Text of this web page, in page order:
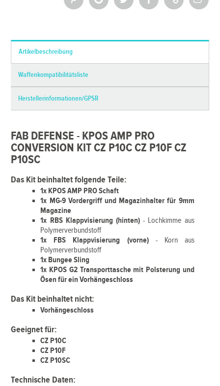
Artikelbeschreibung
Waffenkompatibilitätsliste
Herstellerinformationen/GPSR
FAB DEFENSE - KPOS AMP PRO
CONVERSION KIT CZ P10C CZ P10F CZ
P10SC
Das Kit beinhaltet folgende Teile:
1x KPOS AMP PRO Schaft
1x MG-9 Vordergriff und Magazinhalter für 9mm
Magazine
1x RBS Klappvisierung (hinten) - Lochkimme aus
Polymerverbundstoff
1x FBS Klappvisierung (vorne)- Korn aus
Polymerverbundstoff
1x Bungee Sling
1x KPOS G2 Transporttasche mit Polsterung und
Ösen für ein Vorhängeschloss
Das Kit beinhaltet nicht:
Vorhängeschloss
Geeignet für:
CZ P10C
CZ P10F
CZ P10SC
Technische Daten: